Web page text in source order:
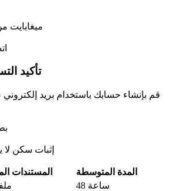
– 150
تأكيد
قم بإنشاء حسابك باستخدام بريد
–
– إثبات سكن لا
المستندات
المدة المتوسطة
2
48 ساعة